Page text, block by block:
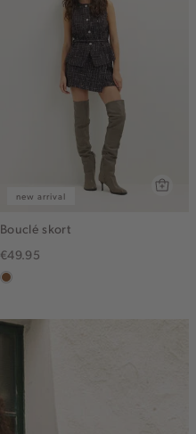
new arrival
Bouclé skort
€49.95
deepmocca